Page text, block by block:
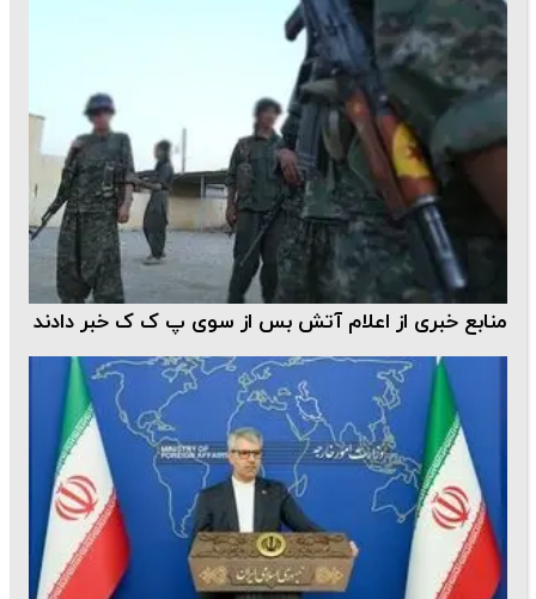
منابع خبری از اعلام آتش بس از سوی پ ک ک خبر دادند